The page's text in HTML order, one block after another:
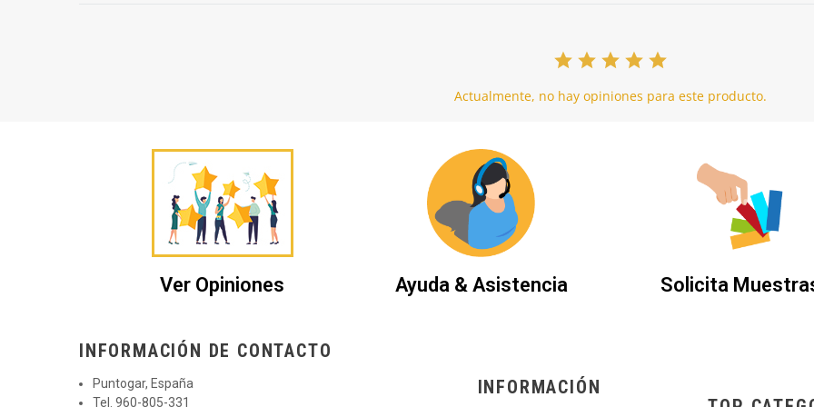
Actualmente, no hay opiniones para este producto.
Ver Opiniones Ayuda & Asistencia Solicita
INFORMACIÓN DE CONTACTO
Puntogar, España
Tel. 960-805-331
INFORMACIÓN